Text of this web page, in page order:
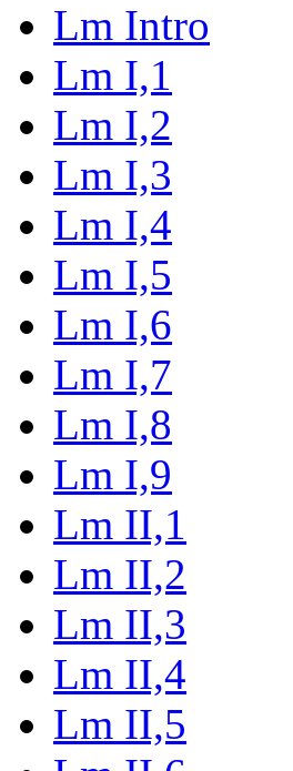
Lm Intro
Lm I,1
Lm I,2
Lm I,3
Lm I,4
Lm I,5
Lm I,6
Lm I,7
Lm I,8
Lm I,9
Lm II,1
Lm II,2
Lm II,3
Lm II,4
Lm II,5